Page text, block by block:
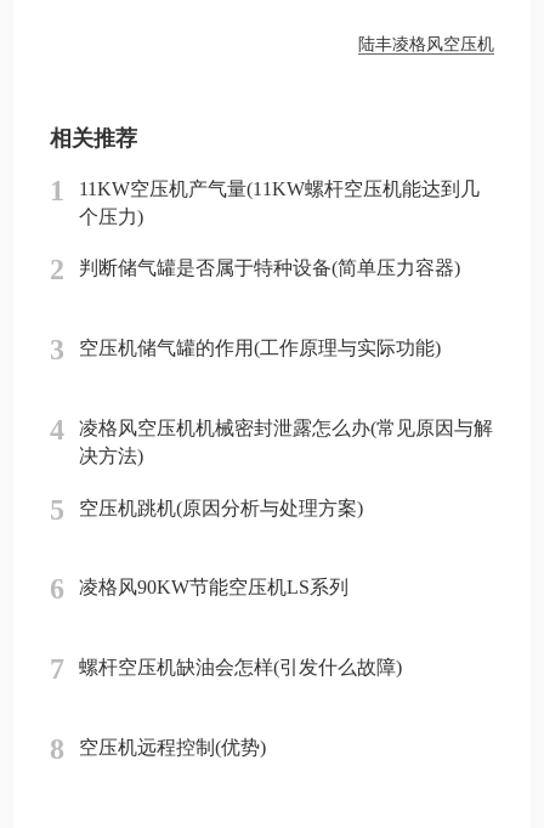
陆丰凌格风空压机
相关推荐
1
11KW空压机产气量(11KW螺杆空压机能达到几
个压力)
2 判断储气罐是否属于特种设备(简单压力容器)
3 空压机储气罐的作用(工作原理与实际功能)
4
凌格风空压机机械密封泄露怎么办(常见原因与解
决方法)
5 空压机跳机(原因分析与处理方案)
6 凌格风90KW节能空压机LS系列
7 螺杆空压机缺油会怎样(引发什么故障)
8 空压机远程控制(优势)